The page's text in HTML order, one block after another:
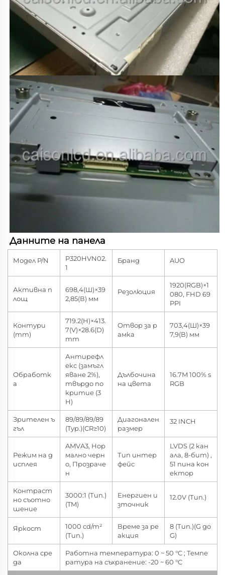
Данните на панела
Модел P/N
P320HVN02.
1
Бранд AUO
Активна п
лощ
698,4(Ш)×39
2,85(В) мм
Резолюция
1920(RGB)×1
080, FHD 69
PPI
Контури
(mm)
719.2(H)×413.
7(V)×28.6(D)
mm
Отвор за р
амка
703,4(Ш)×39
7,9(В) мм
Обработк
а
Антирефл
екс (замъгл
яване 2%),
твърдо по
критие (3
H)
Дълбочина
на цвета
16.7M 100% s
RGB
Зрителен ъ
гъл
89/89/89/89
(Typ.)(CR≥10)
Диагонален
размер
32 INCH
Режим на д
исплея
AMVA3, Нор
мално черн
о, Прозраче
н
Тип интер
фейс
LVDS (2 кан
ала, 8-бит) ,
51 пина кон
ектор
Контраст
но съотно
шение
3000:1 (Тип.)
(TM)
Енергиен и
зточник
12.0V (Тип.)
Яркост
1000 cd/m²
(Тип.)
Време за ре
акция
8 (Тип.)(G до
G)
Околна сре
да
Работна температура: 0 ~ 50 °C ; Темпе
ратура на съхранение: -20 ~ 60 °C